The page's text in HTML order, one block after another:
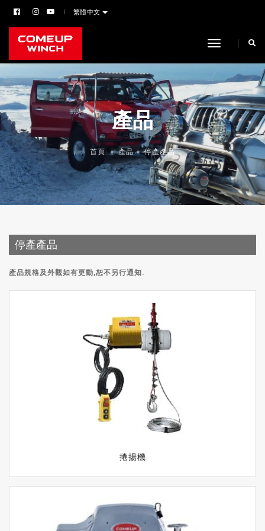
繁體中文
toggle
產品
首頁 產品 停產產品
停產產品
產品規格及外觀如有更動,恕不另行通知.
捲揚機